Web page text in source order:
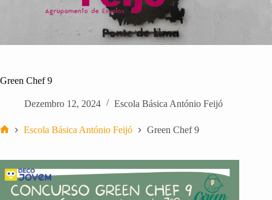
Green Chef 9
Dezembro 12, 2024 Escola Básica António Feijó
Escola Básica António Feijó Green Chef 9